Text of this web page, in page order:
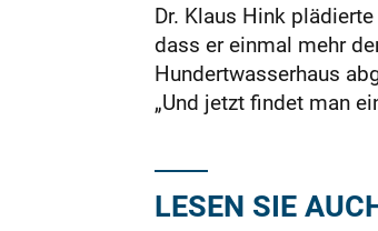
Dr. Klaus Hink
dass er einmal mehr
Hundertwasserhaus
„Und jetzt findet man
LESEN SIE